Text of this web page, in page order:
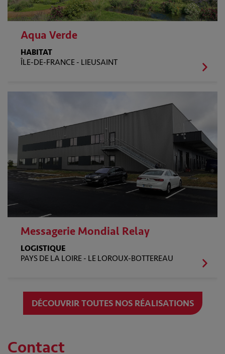
Aqua Verde
HABITAT
ÎLE-DE-FRANCE - LIEUSAINT
Messagerie Mondial Relay
LOGISTIQUE
PAYS DE LA LOIRE - LE LOROUX-BOTTEREAU
DÉCOUVRIR TOUTES NOS RÉALISATIONS
Contact